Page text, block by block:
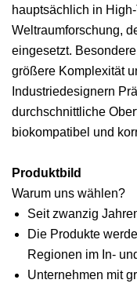
hauptsächlich in
Weltraumforschung,
eingesetzt.
größere Komplexität
Industriedesignern
durchschnittliche
biokompatibel und
Produktbild
Warum uns wählen?
Seit zwanzig
Die Produkte
Regionen im In-
Unternehmen mit